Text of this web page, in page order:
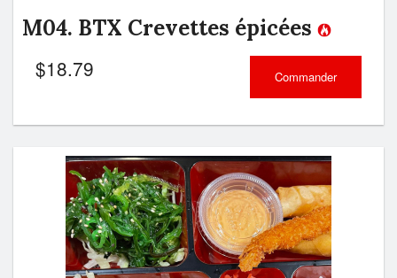
M04. BTX Crevettes épicées
$18.79 Commander